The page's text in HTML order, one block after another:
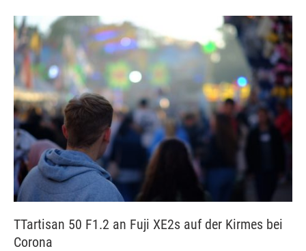
TTartisan 50 F1.2 an Fuji XE2s auf der Kirmes bei
Corona